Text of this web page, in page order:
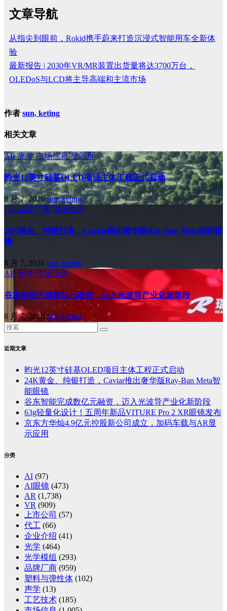
文章导航
从指尖到眼前，Rokid携手蔚来打造沉浸式智能用车全新体
验
最新报告 | 2030年VR/MR装置出货量将达3700万台，
OLEDoS与LCD将主导高端和主流市场
作者 sun, keting
相关文章
AR光学市场信息显示屏
昀光12英寸硅基OLED项目主体工程正式启动
8 月 7, 2026sun, keting
AR 品牌厂商 市场信息
24K黄金、纯银打造，Caviar推出奢华版Ray-Ban Meta智能眼
镜
8 月 7, 2026 sun, keting
AR 光学 市场信息
谷东智能完成数亿元融资，迈入光波导产业化新阶段
8 月 7, 2026sun, keting
近期文章
昀光12英寸硅基OLED项目主体工程正式启动
24K黄金、纯银打造，Caviar推出奢华版Ray-Ban Meta智
能眼镜
谷东智能完成数亿元融资，迈入光波导产业化新阶段
63g轻量化设计！五周年新品VITURE Pro 2 XR眼镜发布
京东方华灿4.9亿元控股新公司成立，加码车载与AR显
示应用
分类
AI (97)
AI眼镜 (473)
AR (1,738)
VR (909)
上市公司 (57)
代工 (66)
企业介绍 (41)
光学 (464)
光学模组 (293)
品牌厂商 (959)
塑料与弹性体 (102)
声学 (13)
工艺技术 (185)